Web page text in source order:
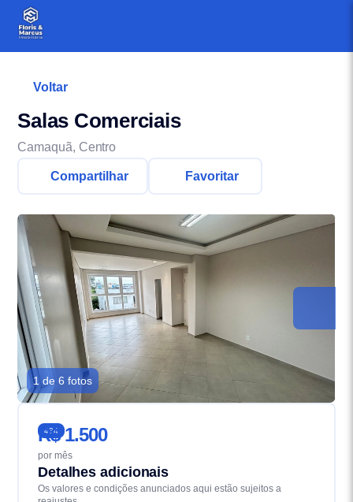
Voltar
Salas Comerciais
Camaquã, Centro
Compartilhar Favoritar
1 de 6 fotos
434
R$ 1.500
por mês
Detalhes adicionais
Os valores e condições anunciados aqui estão sujeitos a